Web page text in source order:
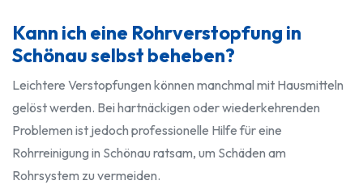
Kann ich eine Rohrverstopfung in
Schönau selbst beheben?
Leichtere Verstopfungen können manchmal mit Hausmitteln
gelöst werden. Bei hartnäckigen oder wiederkehrenden
Problemen ist jedoch professionelle Hilfe für eine
Rohrreinigung in Schönau ratsam, um Schäden am
Rohrsystem zu vermeiden.